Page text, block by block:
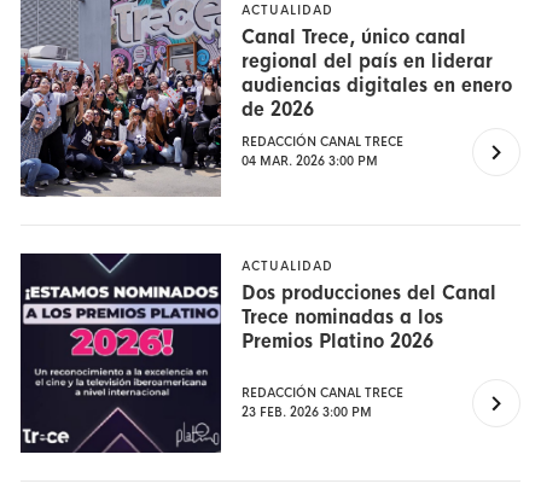
ACTUALIDAD
Canal Trece, único canal
regional del país en liderar
audiencias digitales en enero
de 2026
REDACCIÓN CANAL TRECE
04 MAR. 2026 3:00 PM
ACTUALIDAD
Dos producciones del Canal
Trece nominadas a los
Premios Platino 2026
REDACCIÓN CANAL TRECE
23 FEB. 2026 3:00 PM